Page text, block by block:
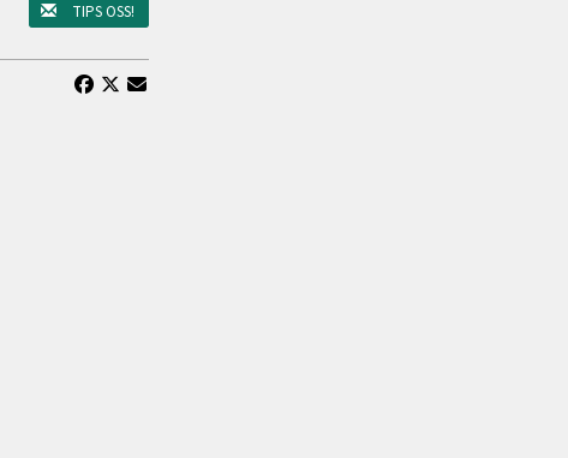
TIPS OSS!